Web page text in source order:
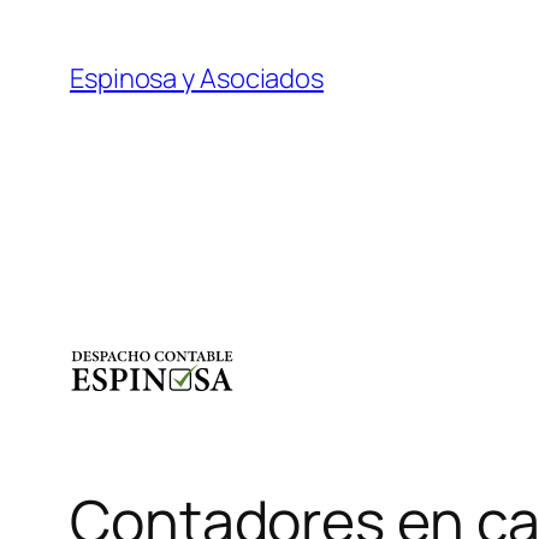
contenido
Espinosa y Asociados
Contadores en